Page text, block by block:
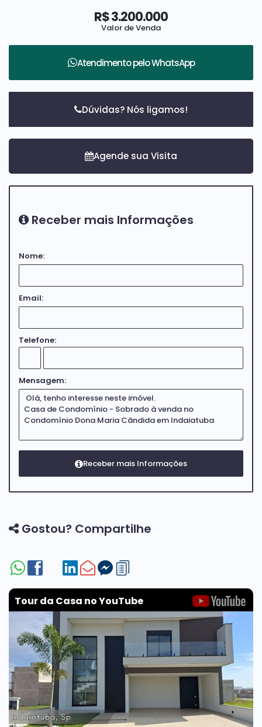
R$3.200.000
Valor de Venda
Atendimento peloWhatsApp
Dúvidas? Nós ligamos!
Receber mais Informações
Nome:
Email:
Telefone:
Mensagem:
Gostou? Compartilhe
Tour da Casa no YouTube